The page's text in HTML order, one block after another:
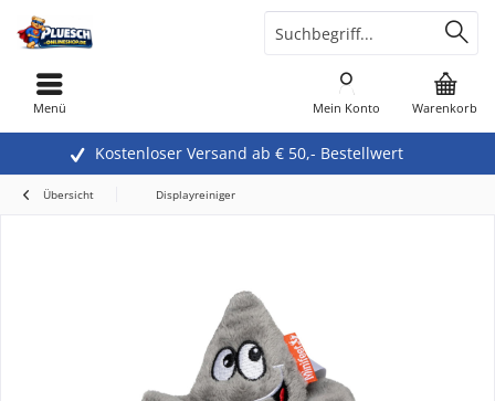
Kostenloser Versand ab € 50,- Bestellwert
Warenkorb
Mein Konto
Menü
Übersicht Displayreiniger